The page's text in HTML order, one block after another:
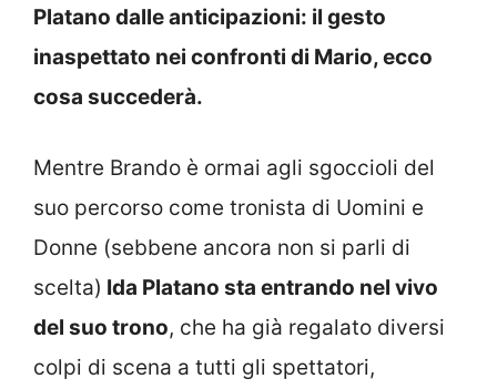
Platano dalle anticipazioni: il gesto
inaspettato nei confronti di Mario, ecco
cosa succederà.
Mentre Brando è ormai agli sgoccioli del
suo percorso come tronista di Uomini e
Donne (sebbene ancora non si parli di
scelta) Ida Platano sta entrando nel vivo
del suo trono, che ha già regalato diversi
colpi di scena a tutti gli spettatori,